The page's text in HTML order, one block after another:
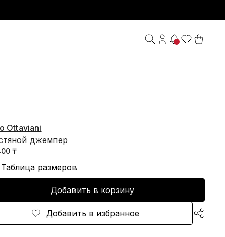
Ottaviani
джемпер
₸
Таблица размеров
Добавить в корзину
Добавить в избранное